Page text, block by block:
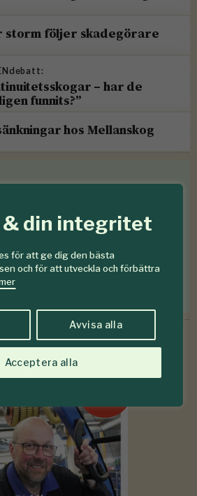
& din integritet
för att ge dig den bästa
och för att utveckla och förbättra
Avvisa alla
Acceptera alla
storm följer skadegörare
– har de
funnits?”
hos Mellanskog
Skogenfår du en rad
som är medlem
#6-7